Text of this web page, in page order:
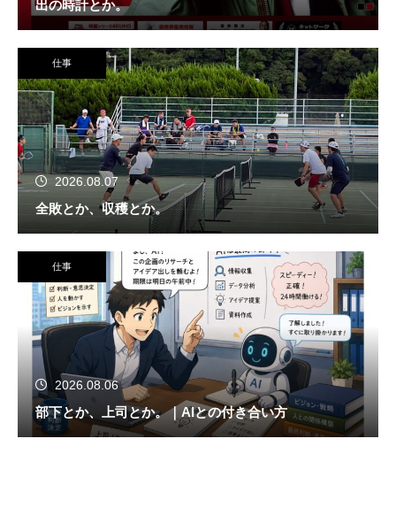
出の時計とか。
仕事
2026.08.07
全敗とか、収穫とか。
仕事
2026.08.06
部下とか、上司とか。｜AIとの付き合い方